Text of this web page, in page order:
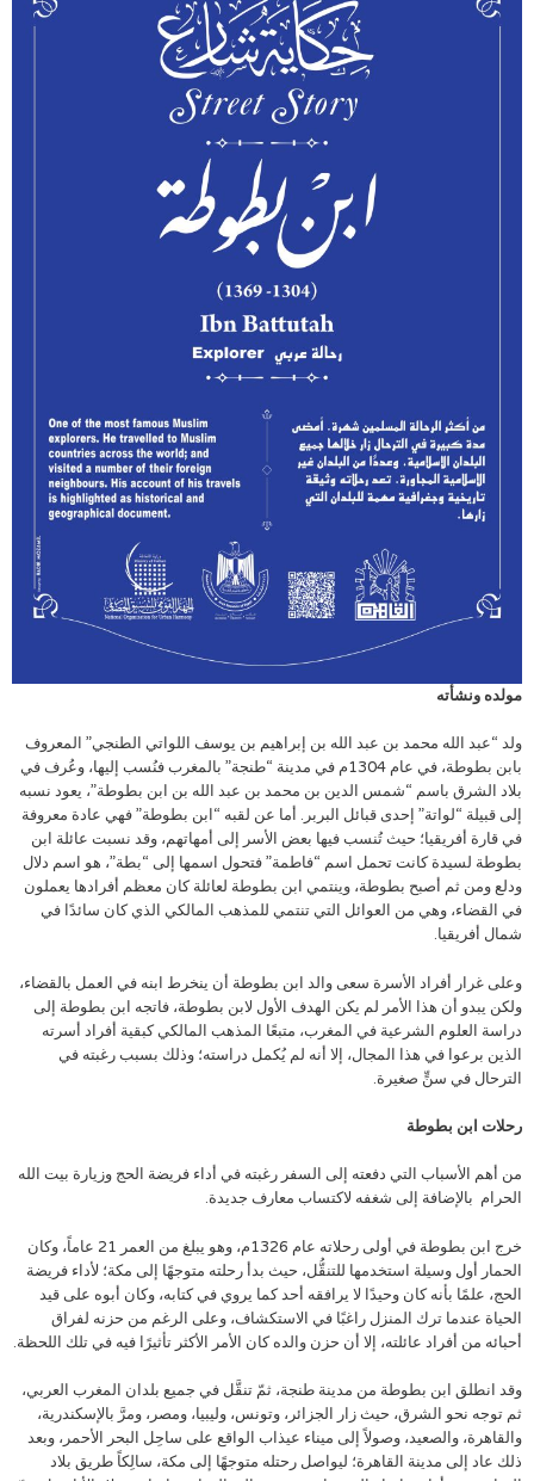
مولده ونشأته
ولد “عبد الله محمد بن عبد الله بن إبراهيم بن يوسف اللواتي الطنجي” المعروف
بابن بطوطة، في عام 1304م في مدينة “طنجة” بالمغرب فنُسب إليها، وعُرف في
بلاد الشرق باسم “شمس الدين بن محمد بن عبد الله بن ابن بطوطة”، يعود نسبه
إلى قبيلة “لواتة” إحدى قبائل البربر. أما عن لقبه “ابن بطوطة” فهي عادة معروفة
في قارة أفريقيا؛ حيث تُنسب فيها بعض الأسر إلى أمهاتهم، وقد نسبت عائلة ابن
بطوطة لسيدة كانت تحمل اسم “فاطمة” فتحول اسمها إلى “بطة”، هو اسم دلال
ودلع ومن ثم أصبح بطوطة، وينتمي ابن بطوطة لعائلة كان معظم أفرادها يعملون
في القضاء، وهي من العوائل التي تنتمي للمذهب المالكي الذي كان سائدًا في
شمال أفريقيا.
وعلى غرار أفراد الأسرة سعى والد ابن بطوطة أن ينخرط ابنه في العمل بالقضاء،
ولكن يبدو أن هذا الأمر لم يكن الهدف الأول لابن بطوطة، فاتجه ابن بطوطة إلى
دراسة العلوم الشرعية في المغرب، متبعًا المذهب المالكي كبقية أفراد أسرته
الذين برعوا في هذا المجال، إلا أنه لم يُكمل دراسته؛ وذلك بسبب رغبته في
الترحال في سنٍّ صغيرة.
رحلات ابن بطوطة
من أهم الأسباب التي دفعته إلى السفر رغبته في أداء فريضة الحج وزيارة بيت الله
الحرام بالإضافة إلى شغفه لاكتساب معارف جديدة.
خرج ابن بطوطة في أولى رحلاته عام 1326م، وهو يبلغ من العمر 21 عاماً، وكان
الحمار أول وسيلة استخدمها للتنقُّل، حيث بدأ رحلته متوجهًا إلى مكة؛ لأداء فريضة
الحج، علمًا بأنه كان وحيدًا لا يرافقه أحد كما يروي في كتابه، وكان أبوه على قيد
الحياة عندما ترك المنزل راغبًا في الاستكشاف، وعلى الرغم من حزنه لفراق
أحبائه من أفراد عائلته، إلا أن حزن والده كان الأمر الأكثر تأثيرًا فيه في تلك اللحظة.
وقد انطلق ابن بطوطة من مدينة طنجة، ثمّ تنقَّل في جميع بلدان المغرب العربي،
ثم توجه نحو الشرق، حيث زار الجزائر، وتونس، وليبيا، ومصر، ومرَّ بالإسكندرية،
والقاهرة، والصعيد، وصولاً إلى ميناء عيذاب الواقع على ساحِل البحر الأحمر، وبعد
ذلك عاد إلى مدينة القاهرة؛ ليواصل رحتله متوجهًا إلى مكة، سالِكاً طريق بلاد